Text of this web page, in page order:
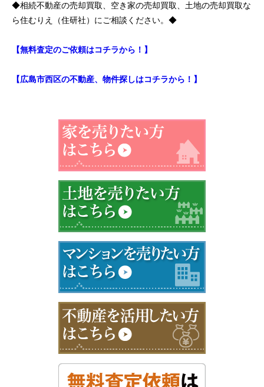
◆相続不動産の売却買取、空き家の売却買取、土地の売却買取な
ら住むりえ（住研社）にご相談ください。◆
【無料査定のご依頼はコチラから！】
【広島市西区の不動産、物件探しはコチラから！】